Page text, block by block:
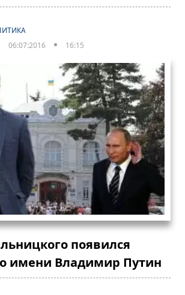
06:07:2016 16:15
появился
имени Владимир Путин